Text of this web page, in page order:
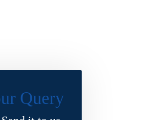
Query